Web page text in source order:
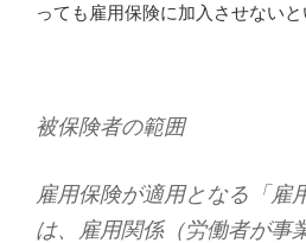
っても雇用保険に加入させないと
被保険者の範囲
雇用保険が適用となる「雇
は、雇用関係（労働者が事